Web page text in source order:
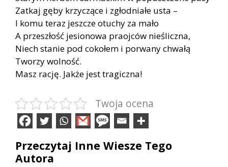
Zatkaj gęby krzyczące i zgłodniałe usta –
I komu teraz jeszcze otuchy za mało
A przeszłość jesionowa praojców nieśliczna,
Niech stanie pod cokołem i porwany chwałą
Tworzy wolność.
Masz rację. Jakże jest tragiczna!
Twoja ocena
Przeczytaj Inne Wiesze Tego
Autora